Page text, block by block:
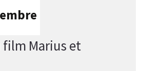
Marius et